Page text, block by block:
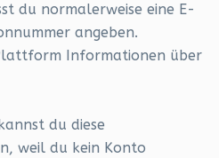
du normalerweise eine E-
angeben.
Informationen über
du diese
weil du kein Konto